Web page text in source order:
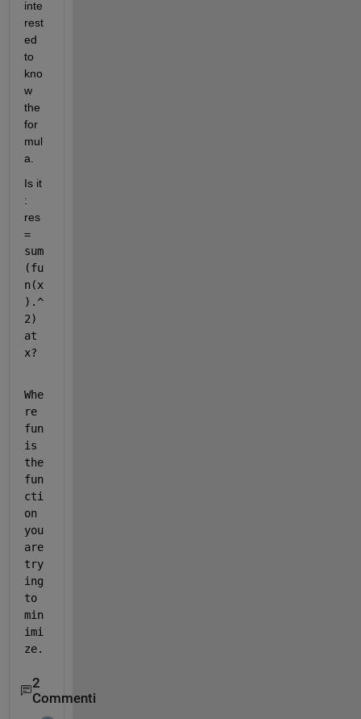
inte
rest
ed
to
kno
w
the
for
mul
a.
Is it
:
res
=
sum
(fu
n(x
).^
2)
at
x?
Whe
re
fun
is
the
fun
cti
on
you
are
try
ing
to
min
imi
2
Commenti